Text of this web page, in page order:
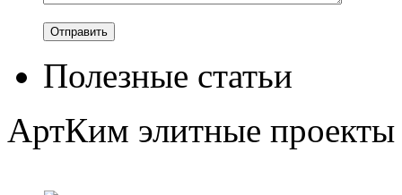
Полезные статьи
АртКим элитные